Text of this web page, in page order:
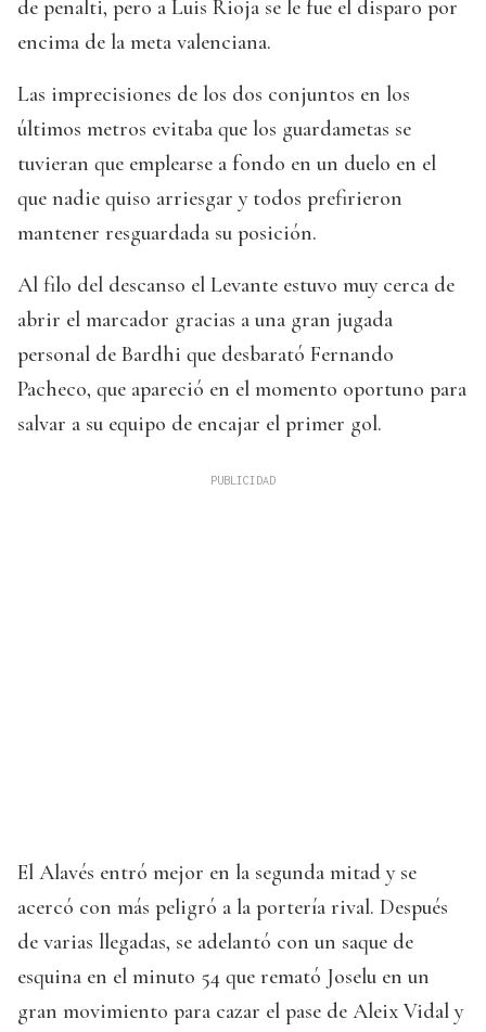
de penalti, pero a Luis Rioja se le fue el disparo por
encima de la meta valenciana.
Las imprecisiones de los dos conjuntos en los
últimos metros evitaba que los guardametas se
tuvieran que emplearse a fondo en un duelo en el
que nadie quiso arriesgar y todos prefirieron
mantener resguardada su posición.
Al filo del descanso el Levante estuvo muy cerca de
abrir el marcador gracias a una gran jugada
personal de Bardhi que desbarató Fernando
Pacheco, que apareció en el momento oportuno para
salvar a su equipo de encajar el primer gol.
El Alavés entró mejor en la segunda mitad y se
acercó con más peligró a la portería rival. Después
de varias llegadas, se adelantó con un saque de
esquina en el minuto 54 que remató Joselu en un
gran movimiento para cazar el pase de Aleix Vidal y